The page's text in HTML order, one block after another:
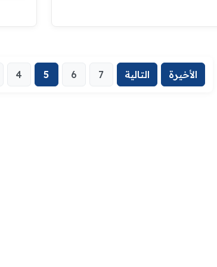
4 5 6 7 التالية الأخيرة